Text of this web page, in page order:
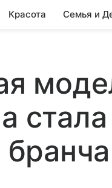
Красота Семья и